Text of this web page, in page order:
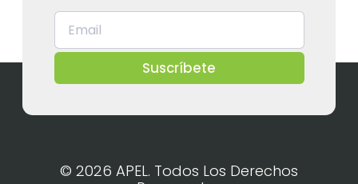
Suscríbete
© 2026 APEL. Todos Los Derechos